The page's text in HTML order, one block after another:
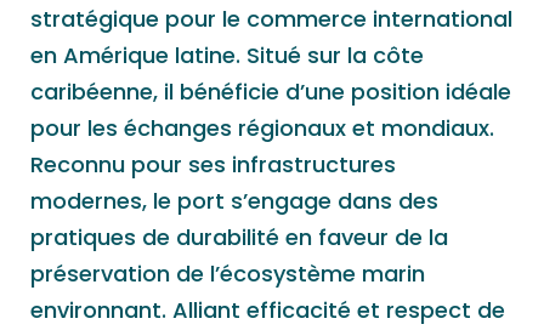
stratégique pour le commerce international
en Amérique latine. Situé sur la côte
caribéenne, il bénéficie d’une position idéale
pour les échanges régionaux et mondiaux.
Reconnu pour ses infrastructures
modernes, le port s’engage dans des
pratiques de durabilité en faveur de la
préservation de l’écosystème marin
environnant. Alliant efficacité et respect de